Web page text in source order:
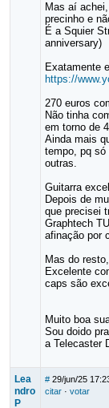
Mas aí
precinho e
É a Squier
anniversary)
Exatamente
https://
270 euros
Não tinha
em torno de
Ainda mais
tempo, pq só
outras.
Guitarra
Depois de
que precisei
Graphtech
afinação por
Mas do
Excelente
caps são
Muito boa
Sou doido
a Telecaster
Lea
ndro
P
# 29/jun/25
citar· votar